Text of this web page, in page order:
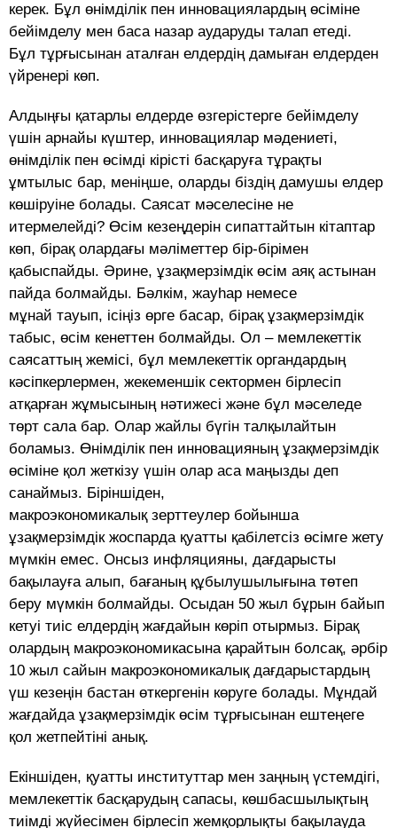
керек. Бұл өнімділік пен инновациялардың өсіміне
бейімделу мен баса назар аударуды талап етеді.
Бұл тұрғысынан аталған елдердің дамыған елдерден
үйренері көп.
Алдыңғы қатарлы елдерде өзгерістерге бейімделу
үшін арнайы күштер, инновациялар мәдениеті,
өнімділік пен өсімді кірісті басқаруға тұрақты
ұмтылыс бар, меніңше, оларды біздің дамушы елдер
көшіруіне болады. Саясат мәселесіне не
итермелейді? Өсім кезеңдерін сипаттайтын кітаптар
көп, бірақ олардағы мәліметтер бір-бірімен
қабыспайды. Әрине, ұзақмерзімдік өсім аяқ астынан
пайда болмайды. Бәлкім, жауһар немесе
мұнай тауып, ісіңіз өрге басар, бірақ ұзақмерзімдік
табыс, өсім кенеттен болмайды. Ол – мемлекеттік
саясаттың жемісі, бұл мемлекеттік органдардың
кәсіпкерлермен, жекеменшік сектормен бірлесіп
атқарған жұмысының нәтижесі және бұл мәселеде
төрт сала бар. Олар жайлы бүгін талқылайтын
боламыз. Өнімділік пен инновацияның ұзақмерзімдік
өсіміне қол жеткізу үшін олар аса маңызды деп
санаймыз. Біріншіден,
макроэкономикалық зерттеулер бойынша
ұзақмерзімдік жоспарда қуатты қабілетсіз өсімге жету
мүмкін емес. Онсыз инфляцияны, дағдарысты
бақылауға алып, бағаның құбылушылығына төтеп
беру мүмкін болмайды. Осыдан 50 жыл бұрын байып
кетуі тиіс елдердің жағдайын көріп отырмыз. Бірақ
олардың макроэкономикасына қарайтын болсақ, әрбір
10 жыл сайын макроэкономикалық дағдарыстардың
үш кезеңін бастан өткергенін көруге болады. Мұндай
жағдайда ұзақмерзімдік өсім тұрғысынан ештеңеге
қол жетпейтіні анық.
Екіншіден, қуатты институттар мен заңның үстемдігі,
мемлекеттік басқарудың сапасы, көшбасшылықтың
тиімді жүйесімен бірлесіп жемқорлықты бақылауда